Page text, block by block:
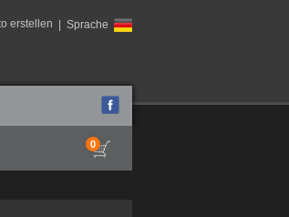
| Sprache
erstellen
0